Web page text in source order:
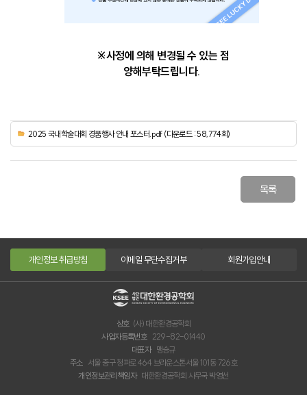
※사정에 의해 변경될 수 있는 점
양해부탁드립니다.
2025 국내학술대회 경품행사 안내 포스터.pdf (다운로드 : 58,774회)
목록
개인정보 취급방침 이메일 무단수집거부 회원가입안내
상호 (사) 대한환경공학회
사업자등록번호 229-82-01440
대표자 맹승규
주소 서울 중구 청파로 464 브라운스톤서울 101동 726호
개인정보관리책임자 대한환경공학회 사무국 박영선